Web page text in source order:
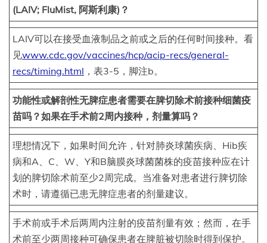
(LAIV; FluMist, 阿斯利康)？
LAIV可以在接受血液制品之前或之后的任何时间接种。看
见www.cdc.gov/vaccines/hcp/acip-recs/general-
recs/timing.html ，表3-5，脚注b。
功能性或解剖性无脾症患者需要在脾切除术前接种细菌疫
苗吗？如果在手术前2周内接种，剂量算吗？
理想情况下，如果时间允许，针对肺炎球菌疾病、Hib疾
病和A、C、W、Y和B脑膜炎球菌菌株的疫苗接种应在计
划的脾切除术前至少2周完成。当准备对患者进行脾切除
术时，请遵循已患无脾症患者的剂量建议。
手术前或手术后两周内注射的疫苗剂量有效；然而，在手
术前至少两周接种可确保患者在脾脏被切除时得到保护。